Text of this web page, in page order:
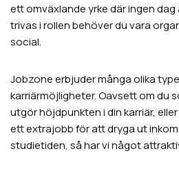
ett omväxlande yrke där ingen dag
trivas i rollen behöver du vara
social.
Jobzone erbjuder många olika
karriärmöjligheter. Oavsett om du
utgör höjdpunkten i din karriär,
ett extrajobb för att dryga ut
studietiden, så har vi något